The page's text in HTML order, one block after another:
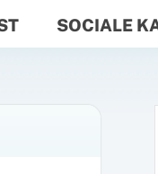
SOCIALE